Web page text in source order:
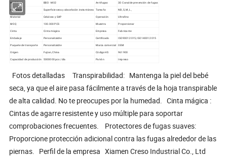
Modelo no BBD - M02 Antifugas 3D Canal de prevención de fugas
Absorción Superficie seca y absorbción instantánea Tamaño NB, S, M, L,
Material Celuloso y SAP Operación
Ultrafino
MOQ
100.000 PCS Muestra Proporcionar
Cinta Cinta mágica Empresa Fabricante
Embalaje Personalizable Certificado
ISO9001:2015, ISO14001:2015
Paquete de transporte
Personalizable Marca comercial OEM
Origen
Fujian, China Código HS 961900
Capacidad de producción 5000000 pcs / día Patrón Impreso
Fotos detalladas Transpirabilidad: Mantenga la piel del bebé
seca, ya que el aire pasa fácilmente a través de la hoja transpirable
de alta calidad. No te preocupes por la humedad. Cinta mágica :
Cintas de agarre resistente y uso múltiple para soportar
comprobaciones frecuentes. Protectores de fugas suaves:
Proporcione protección adicional contra las fugas alrededor de las
piernas. Perfil de la empresa Xiamen Creso Industrial Co., Ltd